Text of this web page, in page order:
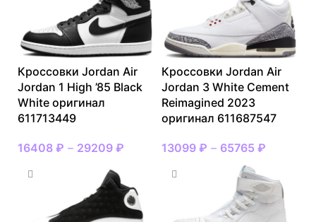
Кроссовки Jordan Air
Jordan 1 High ’85 Black
White оригинал
611713449
16408 ₽ – 29209 ₽
Кроссовки Jordan Air
Jordan 3 White Cement
Reimagined 2023
оригинал 611687547
13099 ₽ – 65765 ₽